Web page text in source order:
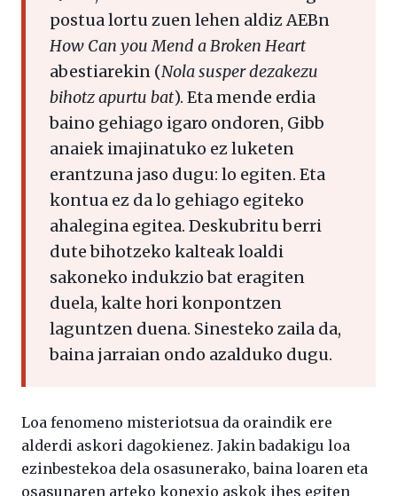
postua lortu zuen lehen aldiz AEBn
How Can you Mend a Broken Heart
abestiarekin (Nola susper dezakezu
bihotz apurtu bat). Eta mende erdia
baino gehiago igaro ondoren, Gibb
anaiek imajinatuko ez luketen
erantzuna jaso dugu: lo egiten. Eta
kontua ez da lo gehiago egiteko
ahalegina egitea. Deskubritu berri
dute bihotzeko kalteak loaldi
sakoneko indukzio bat eragiten
duela, kalte hori konpontzen
laguntzen duena. Sinesteko zaila da,
baina jarraian ondo azalduko dugu.
Loa fenomeno misteriotsua da oraindik ere
alderdi askori dagokienez. Jakin badakigu loa
ezinbestekoa dela osasunerako, baina loaren eta
osasunaren arteko konexio askok ihes egiten